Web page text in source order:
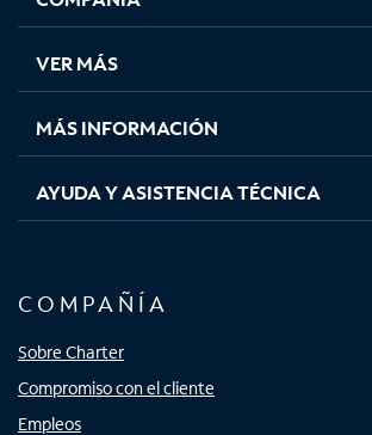
en
pestaña
nueva
en
pestaña
nueva
en
pestaña
nueva
en
nueva
VER MÁS
MÁS INFORMACIÓN
AYUDA Y ASISTENCIA TÉCNICA
COMPAÑÍA
Sobre Charter
Compromiso con el cliente
Empleos